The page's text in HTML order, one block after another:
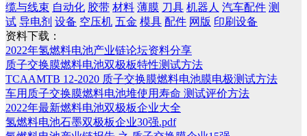
缆与线束 自动化 胶带 材料 薄膜 刀具 机器人 汽车配件 测
试 导电剂 设备 空压机 五金 模具 配件 网版 印刷设备
资料下载：
2022年氢燃料电池产业链论坛资料分享
质子交换膜燃料电池双极板特性测试方法
TCAAMTB 12-2020 质子交换膜燃料电池膜电极测试方法
车用质子交换膜燃料电池堆使用寿命 测试评价方法
2022年最新燃料电池双极板企业大全
氢燃料电池石墨双极板企业30强.pdf